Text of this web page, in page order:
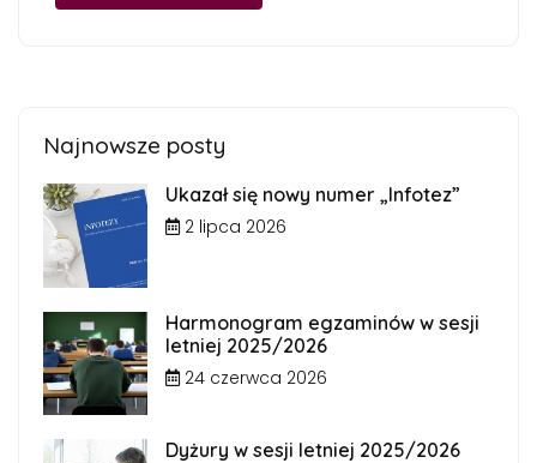
Najnowsze posty
Ukazał się nowy numer „Infotez”
2 lipca 2026
Harmonogram egzaminów w sesji
letniej 2025/2026
24 czerwca 2026
Dyżury w sesji letniej 2025/2026